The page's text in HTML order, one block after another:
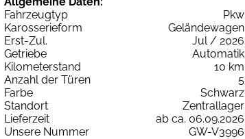
Fahrzeugtyp
Pkw
Karosserieform
Geländewagen
Erst-Zul.
Jul / 2026
Getriebe
Automatik
Kilometerstand
10 km
Anzahl der Türen
5
Farbe
Schwarz
Standort
Zentrallager
Lieferzeit
ab ca. 06.09.2026
Unsere Nummer
GW-V3996